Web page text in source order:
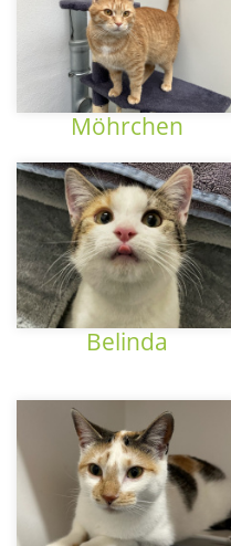
Möhrchen
Belinda